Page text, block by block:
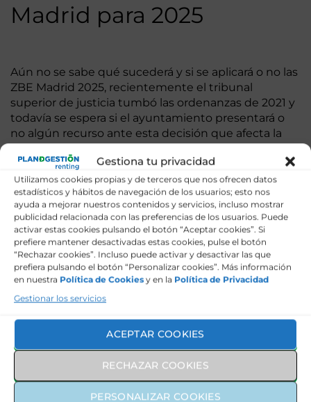
Gestiona tu privacidad
Utilizamos cookies propias y de terceros que nos ofrecen datos
estadísticos y hábitos de navegación de los usuarios; esto nos
ayuda a mejorar nuestros contenidos y servicios, incluso mostrar
publicidad relacionada con las preferencias de los usuarios. Puede
activar estas cookies pulsando el botón “Aceptar cookies”. Si
prefiere mantener desactivadas estas cookies, pulse el botón
“Rechazar cookies”. Incluso puede activar y desactivar las que
prefiera pulsando el botón “Personalizar cookies”. Más información
en nuestra Política de Cookies y en la Política de Privacidad
Gestionar los servicios
ACEPTAR COOKIES
RECHAZAR COOKIES
PERSONALIZAR COOKIES
Madrid para 2025
Aún no se sabe qué sucederá y si se aplicará o no las
ZBE Madrid 2025, recientemente el tribunal
superior de justicia tumbó las ordenanzas de 2021 y
todavía se espera si el ayuntamiento presentará o
no algún recurso ante esta decisión que afecta la
actual situación.
Lo cierto es que los ecologistas de GreenPeace
reclaman que dejen las medidas para favorecer el
aire limpio en las ciudades y muchos ciudadanos
están a favor de las zonas de bajas emisiones.
El ayuntamiento de Madrid ha recaudado más de
460 millones de euros en sanciones durante estos
últimos años que todavía no se sabe si tendrá
de todos los cambios que se relicen.
Restricciones actuales
Los vehículos sin etiqueta medioambiental o con